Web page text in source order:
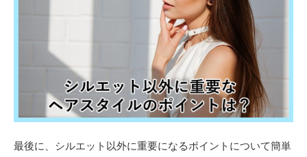
最後に、シルエット以外に重要になるポイントについて簡単